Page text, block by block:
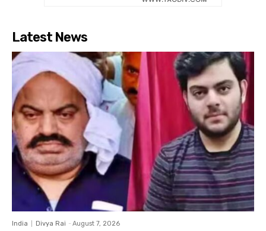
Latest News
India Divya Rai - August 7, 2026